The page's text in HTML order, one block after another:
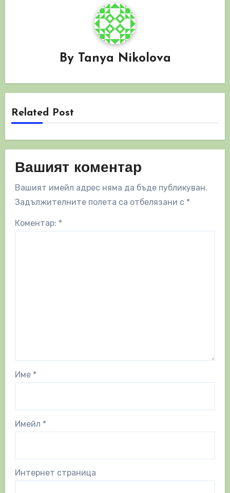
By Tanya Nikolova
Related Post
Вашият коментар
Вашият имейл адрес няма да бъде публикуван.
Задължителните полета са отбелязани с *
Коментар: *
Име *
Имейл *
Интернет страница